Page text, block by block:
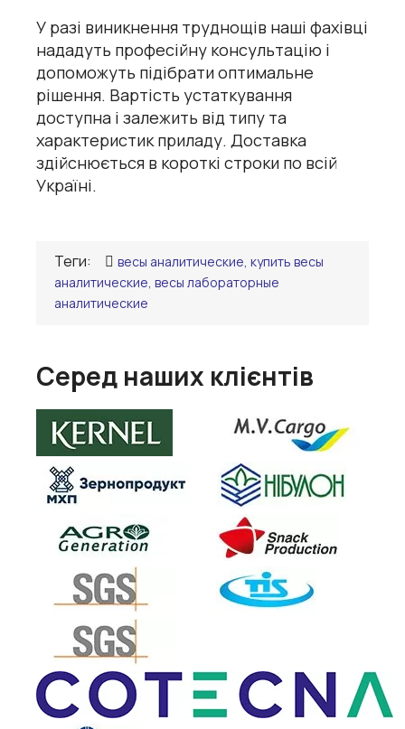
У разі виникнення труднощів наші фахівці
нададуть професійну консультацію і
допоможуть підібрати оптимальне
рішення. Вартість устаткування
доступна і залежить від типу та
характеристик приладу. Доставка
здійснюється в короткі строки по всій
Україні.
Теги:
весы аналитические, купить весы
аналитические, весы лабораторные
аналитические
Серед наших клієнтів